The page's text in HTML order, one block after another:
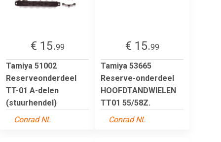
€ 15.99
Tamiya 51002
Reserveonderdeel
TT-01 A-delen
(stuurhendel)
Conrad NL
€ 15.99
Tamiya 53665
Reserve-onderdeel
HOOFDTANDWIELEN
TT01 55/58Z.
Conrad NL